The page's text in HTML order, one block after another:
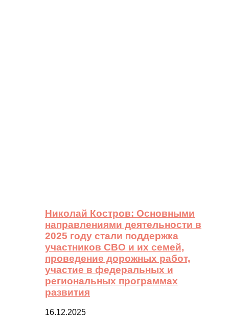
Николай Костров: Основными
направлениями деятельности в
2025 году стали поддержка
участников СВО и их семей,
проведение дорожных работ,
участие в федеральных и
региональных программах
развития
16.12.2025